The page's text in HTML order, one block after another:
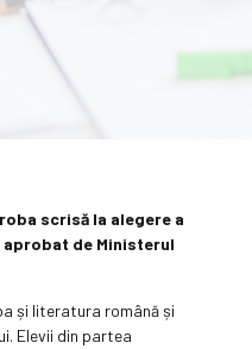
scrisă la alegere a
de Ministerul
și literatura română și
Elevii din partea